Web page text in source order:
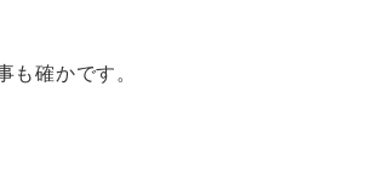
確かです。